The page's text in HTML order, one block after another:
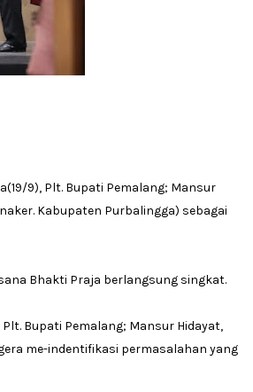
9), Plt. Bupati Pemalang; Mansur
Kabupaten Purbalingga) sebagai
Bhakti Praja berlangsung singkat.
Bupati Pemalang; Mansur Hidayat,
me-indentifikasi permasalahan yang